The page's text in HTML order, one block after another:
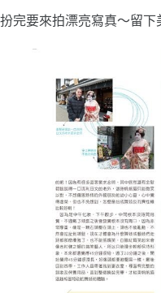
扮完要來拍漂亮寫真～留下